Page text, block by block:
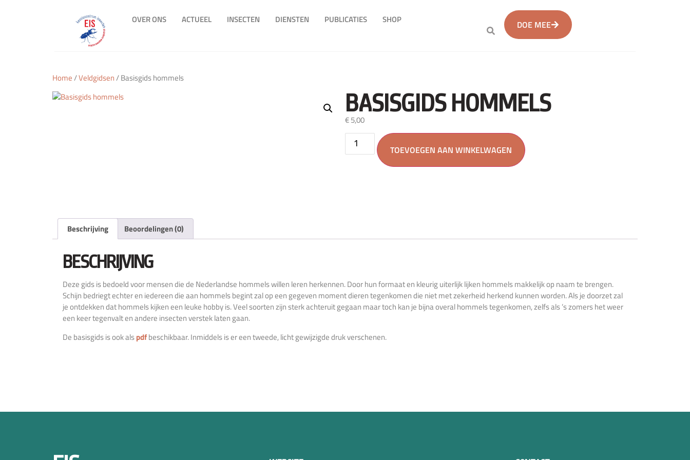
OVER ONS ACTUEEL INSECTEN DIENSTEN PUBLICATIES SHOP DOE MEE
Home/Veldgidsen/ Basisgids hommels
BASISGIDS HOMMELS
€5,00
TOEVOEGEN AAN WINKELWAGEN
Beschrijving Beoordelingen (0)
BESCHRIJVING
Deze gids is bedoeld voor mensen die de Nederlandse hommels willen leren herkennen. Door hun formaat en kleurig uiterlijk lijken hommels makkelijk op naam te brengen.
Schijn bedriegt echter en iedereen die aan hommels begint zal op een gegeven moment dieren tegenkomen die niet met zekerheid herkend kunnen worden. Als je doorzet zal
je ontdekken dat hommels kijken een leuke hobby is. Veel soorten zijn sterk achteruit gegaan maar toch kan je bijna overal hommels tegenkomen, zelfs als ’s zomers het weer
een keer tegenvalt en andere insecten verstek laten gaan.
De basisgids is ook alspdfbeschikbaar. Inmiddels is er een tweede, licht gewijzigde druk verschenen.